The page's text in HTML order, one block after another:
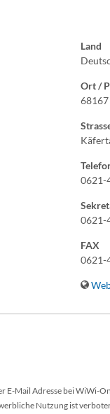
Land
Ort /
0621-
0621-
FAX
0621-
E-Mail Adresse bei WiWi-
Nutzung ist